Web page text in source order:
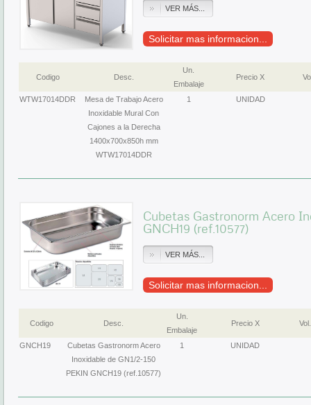
VER MÁS...
Solicitar mas informacion...
Codigo Desc.
Un.
Embalaje
Precio X
WTW17014DDR
Mesa de Trabajo Acero
Inoxidable Mural Con
Cajones a la Derecha
1400x700x850h mm
WTW17014DDR
1 UNIDAD
Cubetas Gastronorm Acero
GNCH19 (ref.10577)
VER MÁS...
Solicitar mas informacion...
Codigo Desc.
Un.
Embalaje
Precio X Vol.
GNCH19
Cubetas Gastronorm Acero
Inoxidable de GN1/2-150
PEKIN GNCH19 (ref.10577)
1 UNIDAD